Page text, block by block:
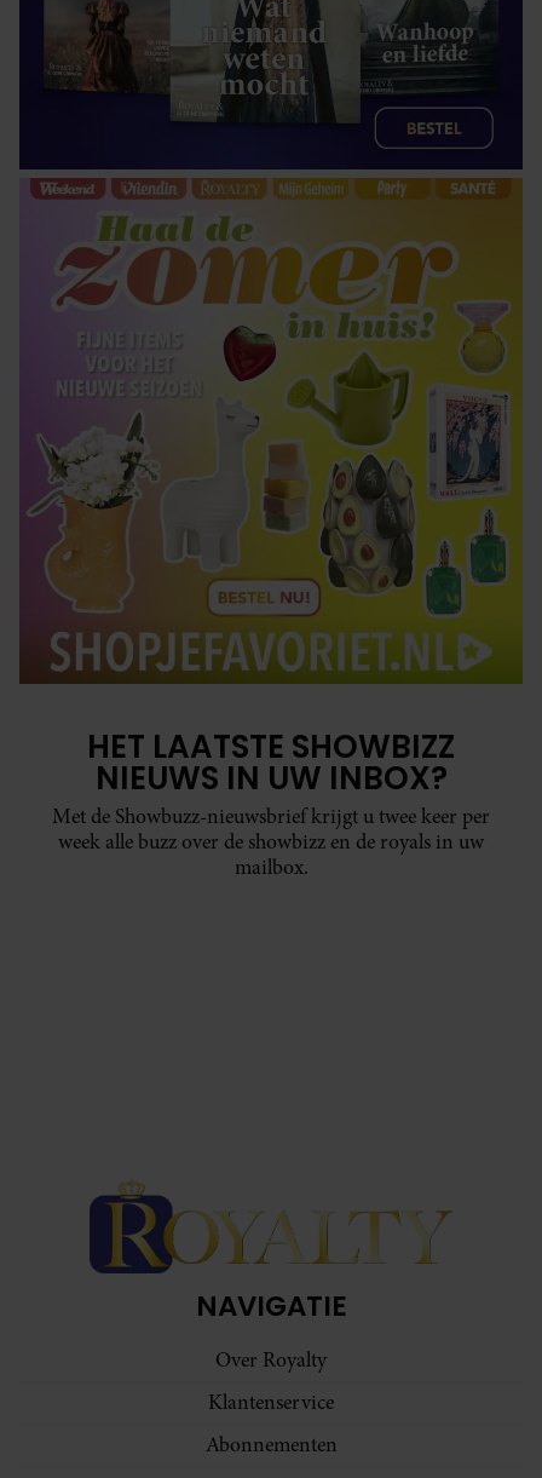
HET LAATSTE SHOWBIZZ
NIEUWS IN UW INBOX?
Met de Showbuzz-nieuwsbrief krijgt u twee keer per
week alle buzz over de showbizz en de royals in uw
mailbox.
NAVIGATIE
Over Royalty
Klantenservice
Abonnementen